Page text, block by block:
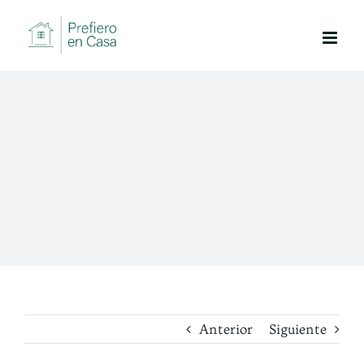
contenido
Anterior Siguiente